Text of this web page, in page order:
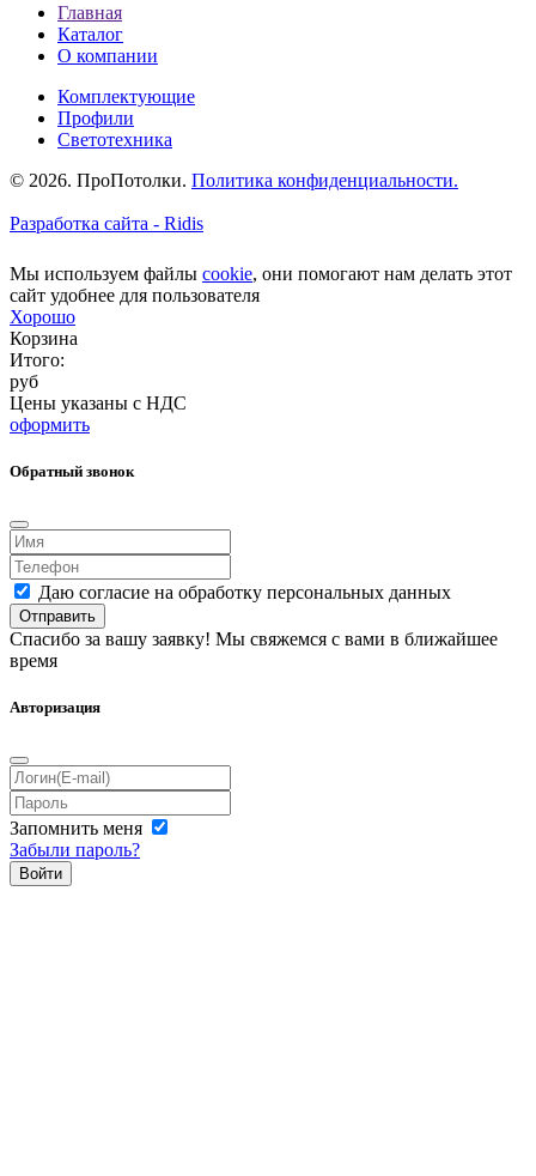
Главная
Каталог
О компании
Комплектующие
Профили
Светотехника
© 2026. ПроПотолки. Политика конфиденциальности.
Разработка сайта - Ridis
Мы используем файлы cookie, они помогают нам делать этот
сайт удобнее для пользователя
Хорошо
Корзина
Итого:
руб
Цены указаны с НДС
оформить
Обратный звонок
Даю согласие на обработку персональных данных
Отправить
Спасибо за вашу заявку! Мы свяжемся с вами в ближайшее
время
Авторизация
Запомнить меня
Забыли пароль?
Войти